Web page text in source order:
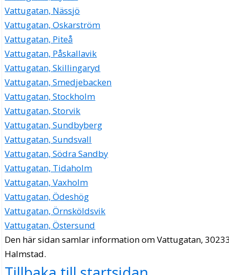
Vattugatan, Nässjö
Vattugatan, Oskarström
Vattugatan, Piteå
Vattugatan, Påskallavik
Vattugatan, Skillingaryd
Vattugatan, Smedjebacken
Vattugatan, Stockholm
Vattugatan, Storvik
Vattugatan, Sundbyberg
Vattugatan, Sundsvall
Vattugatan, Södra Sandby
Vattugatan, Tidaholm
Vattugatan, Vaxholm
Vattugatan, Ödeshög
Vattugatan, Örnsköldsvik
Vattugatan, Östersund
Den här sidan samlar information om Vattugatan,
Halmstad.